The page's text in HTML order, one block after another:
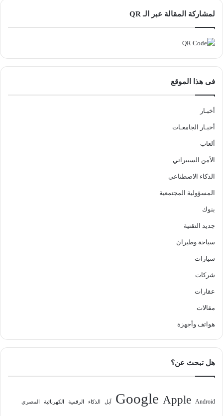
لمشاركة المقالة عبر الـ QR
فى هذا الموقع
أخبـار
أخبـار الجامعـات
ألعاب
الأمن السيبراني
الذكاء الاصطناعي
المسؤولية المجتمعية
بنوك
جديد التقنية
سياحة وطيران
سيارات
شركات
عقارات
مقالات
هواتف وأجهزة
هل تبحث عن؟
Android
Apple
Google آبل الذكاء الرقمية الكهربائية المصري